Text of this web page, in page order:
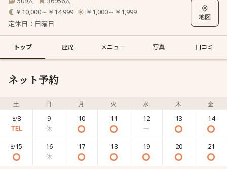
￥10,000～￥14,999 ￥1,000～￥1,999
定休日：日曜日
トップ 座席 メニュー 写真 口コミ
ネット予約
土 日 月 火 水 木 金
8/8 9 10 11 12 13 14
8/15 16 17 18 19 20 21